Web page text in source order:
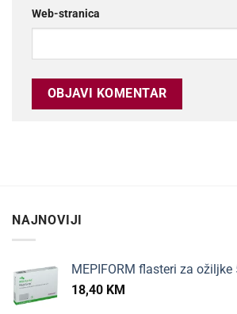
Web-stranica
NAJNOVIJI
MEPIFORM flasteri za
18,40 KM